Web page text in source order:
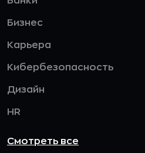
Бизнес
Карьера
Кибербезопасность
Дизайн
HR
Смотреть все